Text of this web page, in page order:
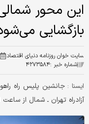
بازگشایی
سایت خوان روزنامه دنیای اقتصاد
شماره خبر :۴۲۷۳۵۸۴
ايسنا :جانشین پلیس راه
آزادراه تهران ـ شمال از ساعت ۲۱ امشب خبر داد.